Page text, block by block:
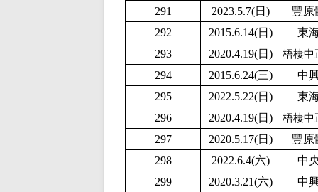
291 2023.5.7(日)
豐原
292
2015.6.14(日)
東
293
2020.4.19(日) 梧棲中
294 2015.6.24(三)
中
295
2022.5.22(日)
東
296
2020.4.19(日) 梧棲中
297 2020.5.17(日)
豐原
298
2022.6.4(六)
中
299
2020.3.21(六)
中